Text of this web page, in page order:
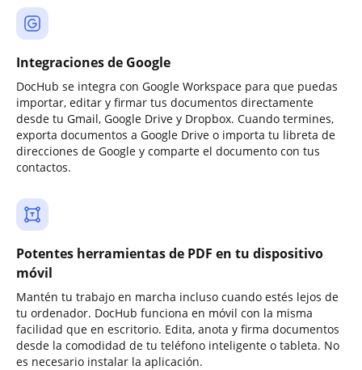
Integraciones de Google
DocHub se integra con Google Workspace para que puedas
importar, editar y firmar tus documentos directamente
desde tu Gmail, Google Drive y Dropbox. Cuando termines,
exporta documentos a Google Drive o importa tu libreta de
direcciones de Google y comparte el documento con tus
contactos.
Potentes herramientas de PDF en tu dispositivo
móvil
Mantén tu trabajo en marcha incluso cuando estés lejos de
tu ordenador. DocHub funciona en móvil con la misma
facilidad que en escritorio. Edita, anota y firma documentos
desde la comodidad de tu teléfono inteligente o tableta. No
es necesario instalar la aplicación.